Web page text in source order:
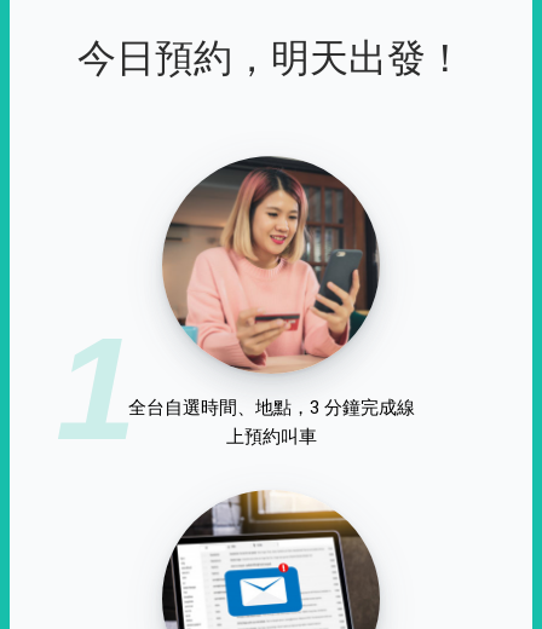
今日預約，明天出發！
1全台自選時間、地點，3 分鐘完成線
上預約叫車